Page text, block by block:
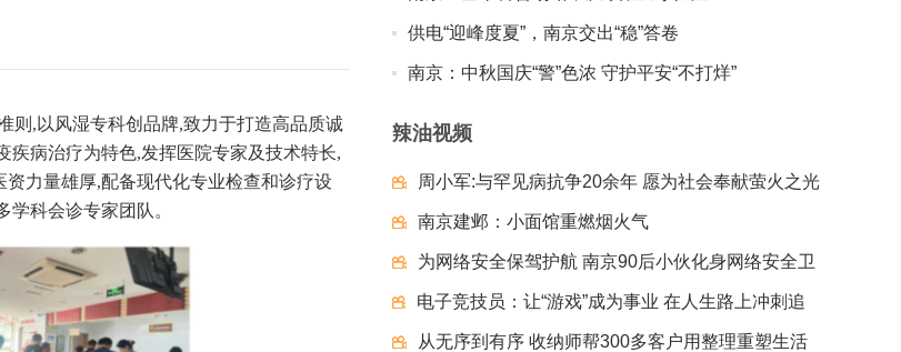
则,以风湿专科创品牌,致力于打造高品质诚
疾病治疗为特色,发挥医院专家及技术特长,
力量雄厚,配备现代化专业检查和诊疗设
科会诊专家团队。
供电“迎峰度夏”，南京交出“稳”答卷
南京：中秋国庆“警”色浓 守护平安“不打烊”
辣油视频
周小军:与罕见病抗争20余年 愿为社会奉献萤火之光
南京建邺：小面馆重燃烟火气
为网络安全保驾护航 南京90后小伙化身网络安全卫
士
电子竞技员：让“游戏”成为事业 在人生路上冲刺追
梦夺冠
从无序到有序 收纳师帮300多客户用整理重塑生活